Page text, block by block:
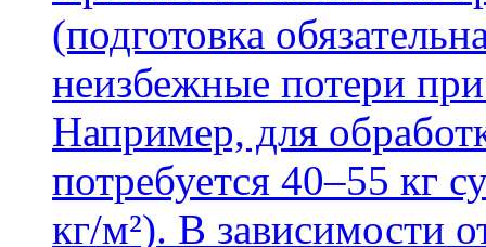
(подготовка
неизбежные потери
Например, для
потребуется 40–55 кг
кг/м²). В зависимости